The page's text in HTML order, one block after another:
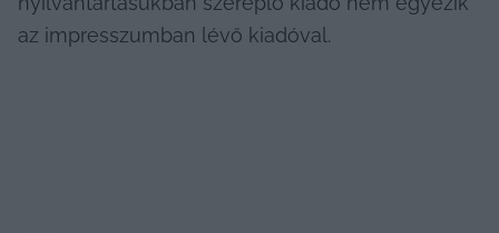
az impresszumban lévő kiadóval.